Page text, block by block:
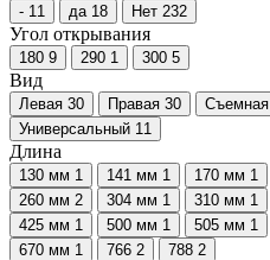
- 11 да 18 Нет 232
Угол открывания
180 9 290 1 300 5
Вид
Левая 30 Правая 30 Съемная
Универсальный 11
Длина
130 мм 1 141 мм 1 170 мм 1
260 мм 2 304 мм 1 310 мм 1
425 мм 1 500 мм 1 505 мм 1
670 мм 1 766 2 788 2